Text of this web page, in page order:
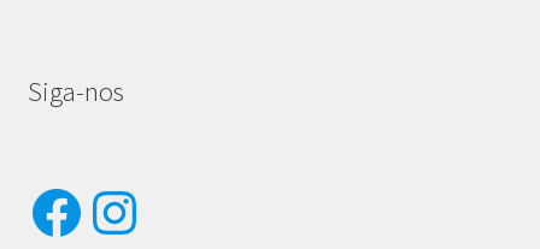
Siga-nos
Facebook
Instagram